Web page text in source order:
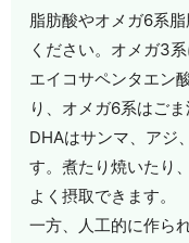
脂肪酸やオメガ6系
ください。オメガ3
エイコサペンタエン
り、オメガ6系はご
DHAはサンマ、アジ
す。煮たり焼いたり
よく摂取できます。
一方、人工的に作ら